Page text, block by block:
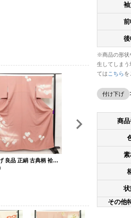
※商品の形状
生してしま
ては こちらを
付け下げ
商
その他
付け下げ 良品 正絹 古典柄 袷仕立て 身丈162.5cm 裄丈65cm 金彩 雪輪 附下 着物 ピンク